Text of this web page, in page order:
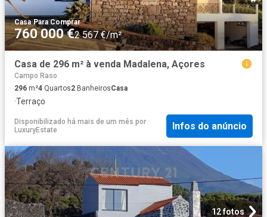
Casa·Para Comprar
760 000 €2 567 €/m²
Casa de 296 m² à venda Madalena, Açores
Campo Raso
296 m²4 Quartos2 BanheirosCasa
·Terraço
Disponibilizado há mais de um mês por
LuxuryEstate
Infos do anúncio
12 fotos